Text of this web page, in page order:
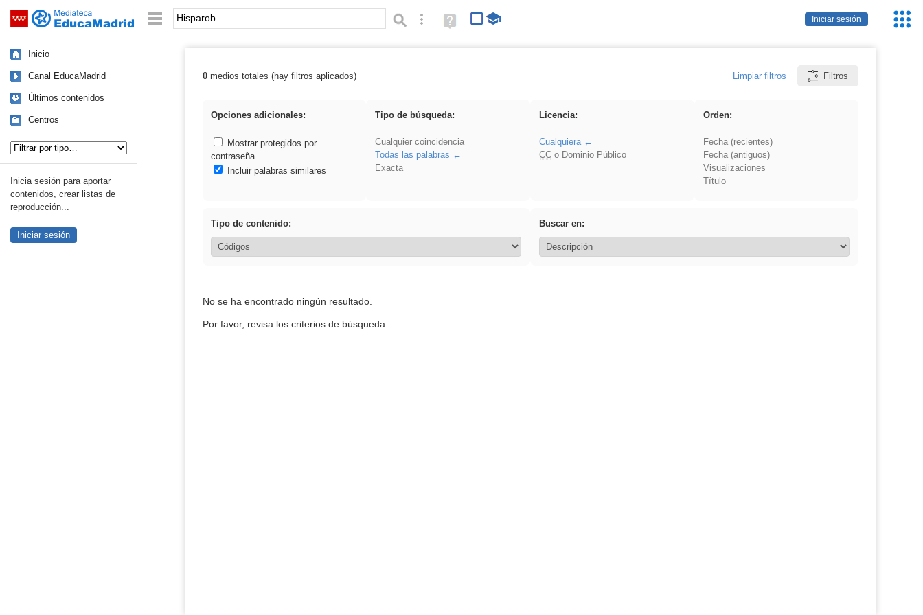
Saltar navegación
Iniciar sesión
Palabra o frase: Búsqueda avanzada
Ayuda
(en
Inicio
Canal EducaMadrid
Últimos contenidos
Centros
Inicia sesión para aportar
contenidos, crear listas de
reproducción...
Iniciar sesión
Resultados de: Hisparob
0medios totales (hay filtros aplicados) Limpiar filtros Filtros
Opciones adicionales:
Mostrar protegidos por
contraseña
Incluir palabras similares
Tipo de búsqueda:
Cualquier coincidencia
Todas las palabras
Exacta
Licencia:
Cualquiera
CCo Dominio Público
Orden:
Fecha (recientes)
Fecha (antiguos)
Visualizaciones
Título
Tipo de contenido: Buscar en:
No se ha encontrado ningún resultado.
Por favor, revisa los criterios de búsqueda.